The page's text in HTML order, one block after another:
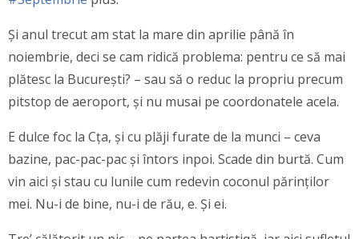
Și anul trecut am stat la mare din aprilie până în
noiembrie, deci se cam ridică problema: pentru ce să mai
plătesc la București? – sau să o reduc la propriu precum
pitstop de aeroport, și nu musai pe coordonatele acela.
E dulce foc la Cța, și cu plăji furate de la munci – ceva
bazine, pac-pac-pac și întors inpoi. Scade din burtă. Cum
vin aici și stau cu lunile cum redevin coconul părinților
mei. Nu-i de bine, nu-i de rău, e. Și ei.